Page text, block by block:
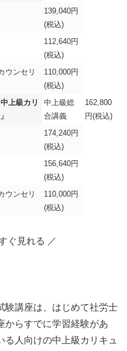
139,040円
(税込)
112,640円
(税込)
ウンセリ
110,000円
(税込)
上級カリ
中上級総
合講義
162,800
円(税込)
174,240円
(税込)
156,640円
(税込)
ウンセリ
110,000円
(税込)
ぐ見れる ／
験講座は、はじめて社労士
からすでに学習経験があ
る人向けの中上級カリキュ